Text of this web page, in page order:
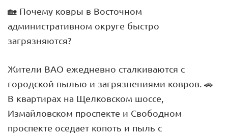
🏡 Почему ковры в Восточном
административном округе быстро
загрязняются?
Жители ВАО ежедневно сталкиваются с
городской пылью и загрязнениями ковров. 🚗
В квартирах на Щелковском шоссе,
Измайловском проспекте и Свободном
проспекте оседает копоть и пыль с